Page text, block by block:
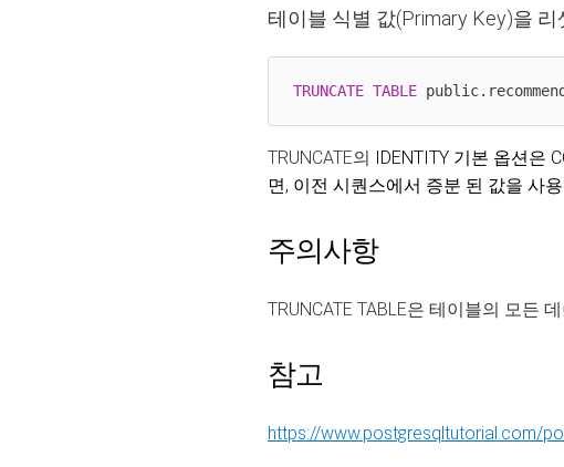
테이블 식별 값(Primary Key)을
TRUNCATE TABLE
TRUNCATE의 IDENTITY 기본 옵션은
면, 이전 시퀀스에서 증분 된 값을 사용
주의사항
TRUNCATE TABLE은 테이블의 모든
참고
https://www.postgresqltutorial.com/